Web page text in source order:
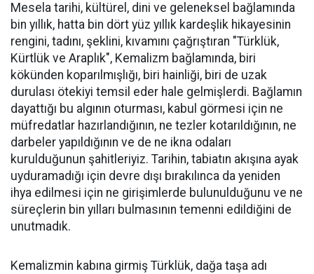
Mesela tarihi, kültürel, dini ve geleneksel bağlamında
bin yıllık, hatta bin dört yüz yıllık kardeşlik hikayesinin
rengini, tadını, şeklini, kıvamını çağrıştıran "Türklük,
Kürtlük ve Araplık", Kemalizm bağlamında, biri
kökünden koparılmışlığı, biri hainliği, biri de uzak
durulası ötekiyi temsil eder hale gelmişlerdi. Bağlamın
dayattığı bu algının oturması, kabul görmesi için ne
müfredatlar hazırlandığının, ne tezler kotarıldığının, ne
darbeler yapıldığının ve de ne ikna odaları
kurulduğunun şahitleriyiz. Tarihin, tabiatın akışına ayak
uyduramadığı için devre dışı bırakılınca da yeniden
ihya edilmesi için ne girişimlerde bulunulduğunu ve ne
süreçlerin bin yılları bulmasının temenni edildiğini de
unutmadık.
Kemalizmin kabına girmiş Türklük, dağa taşa adı